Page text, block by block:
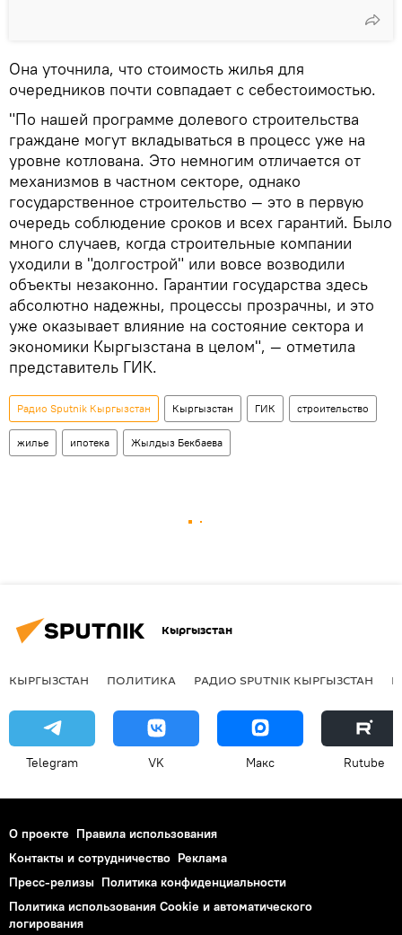
Она уточнила, что стоимость жилья для
очередников почти совпадает с себестоимостью.
"По нашей программе долевого строительства
граждане могут вкладываться в процесс уже на
уровне котлована. Это немногим отличается от
механизмов в частном секторе, однако
государственное строительство — это в первую
очередь соблюдение сроков и всех гарантий. Было
много случаев, когда строительные компании
уходили в "долгострой" или вовсе возводили
объекты незаконно. Гарантии государства здесь
абсолютно надежны, процессы прозрачны, и это
уже оказывает влияние на состояние сектора и
экономики Кыргызстана в целом", — отметила
представитель ГИК.
Радио Sputnik Кыргызстан Кыргызстан ГИК строительство
жилье ипотека Жылдыз Бекбаева
Кыргызстан
КЫРГЫЗСТАН ПОЛИТИКА РАДИО SPUTNIK КЫРГЫЗСТАН
Telegram VK Макс Rutube
О проекте Правила использования
Контакты и сотрудничество Реклама
Пресс-релизы Политика конфиденциальности
Политика использования Cookie и автоматического
логирования